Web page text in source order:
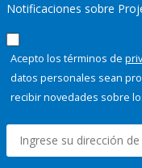
Notificaciones sobre
Acepto los términos de
datos personales sean
recibir novedades sobre